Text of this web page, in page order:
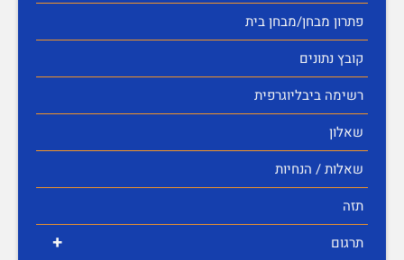
פתרון מבחן/מבחן בית
קובץ נתונים
רשימה ביבליוגרפית
שאלון
שאלות / הנחיות
תזה
+ תרגום